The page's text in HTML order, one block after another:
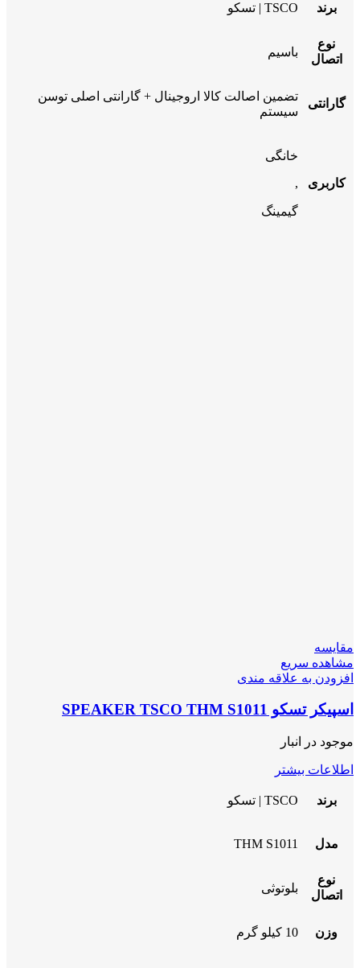
برند TSCO | تسکو
نوع
اتصال
باسیم
گارانتی
تضمین اصالت کالا اروجینال + گارانتی اصلی توسن
سیستم
کاربری
خانگی
,
گیمینگ
مقایسه
مشاهده سریع
افزودن به علاقه مندی
اسپیکر تسکو SPEAKER TSCO THM S1011
موجود در انبار
اطلاعات بیشتر
برند TSCO | تسکو
مدل THM S1011
نوع
اتصال
بلوتوثی
وزن 10 کیلو گرم